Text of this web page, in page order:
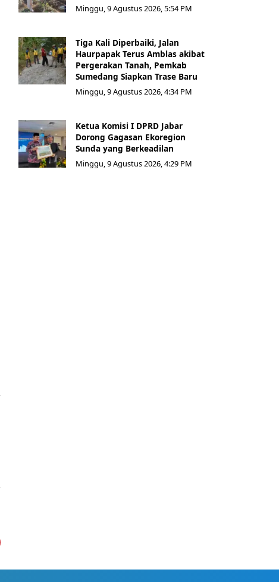
Minggu, 9 Agustus 2026, 5:54 PM
Tiga Kali Diperbaiki, Jalan
Haurpapak Terus Amblas akibat
Pergerakan Tanah, Pemkab
Sumedang Siapkan Trase Baru
Minggu, 9 Agustus 2026, 4:34 PM
Ketua Komisi I DPRD Jabar
Dorong Gagasan Ekoregion
Sunda yang Berkeadilan
Minggu, 9 Agustus 2026, 4:29 PM